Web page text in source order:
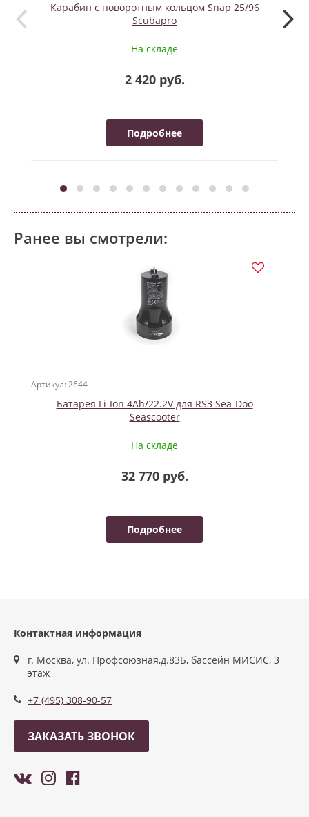
Карабин с поворотным кольцом Snap 25/96
Scubapro
На складе
2 420 руб.
Подробнее
Ранее вы смотрели:
Артикул: 2644
Батарея Li-Ion 4Ah/22.2V для RS3 Sea-Doo
Seascooter
На складе
32 770 руб.
Подробнее
Контактная информация
г. Москва, ул. Профсоюзная,д.83Б, бассейн МИСИС, 3
этаж
+7 (495) 308-90-57
ЗАКАЗАТЬ ЗВОНОК